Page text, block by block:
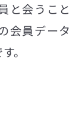
と会うこと
会員データ
。